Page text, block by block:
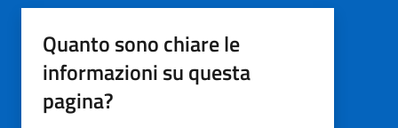
Quanto sono chiare le
informazioni su questa
pagina?